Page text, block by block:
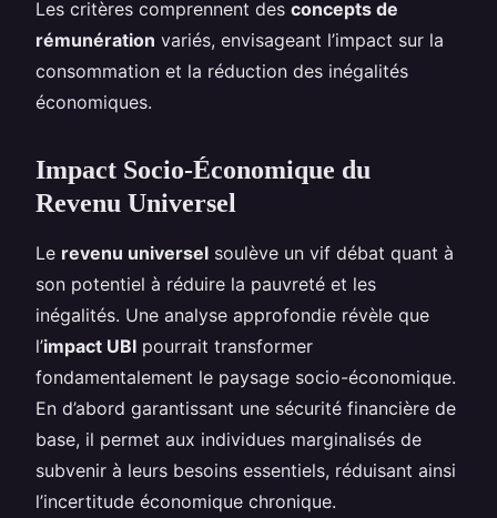
Les critères comprennent des concepts de
rémunération variés, envisageant l’impact sur la
consommation et la réduction des inégalités
économiques.
Impact Socio-Économique du
Revenu Universel
Le revenu universel soulève un vif débat quant à
son potentiel à réduire la pauvreté et les
inégalités. Une analyse approfondie révèle que
l’impact UBI pourrait transformer
fondamentalement le paysage socio-économique.
En d’abord garantissant une sécurité financière de
base, il permet aux individues marginalisés de
subvenir à leurs besoins essentiels, réduisant ainsi
l’incertitude économique chronique.